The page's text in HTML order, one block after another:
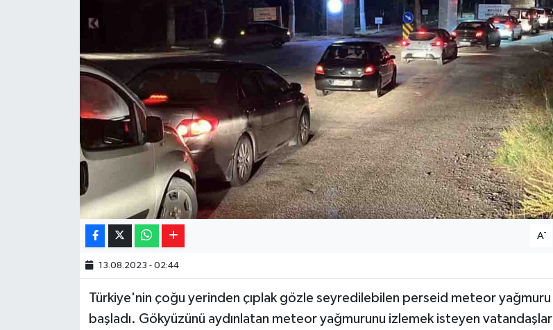
A-
13.08.2023 - 02:44
Türkiye'nin çoğu yerinden çıplak gözle seyredilebilen perseid meteor yağmuru
başladı. Gökyüzünü aydınlatan meteor yağmurunu izlemek isteyen vatandaşlar
Resmi ilanlar